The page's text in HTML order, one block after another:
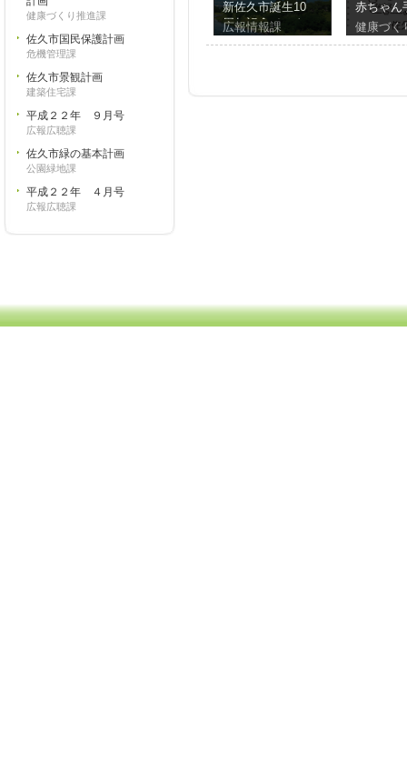
健康づくり推進課
佐久市国民保護計画
危機管理課
佐久市景観計画
建築住宅課
平成２２年 ９月号
広報広聴課
佐久市緑の基本計画
公園緑地課
平成２２年 ４月号
広報広聴課
新佐久市誕生10
周年記念インタ
ビュー
広報情報課
赤ちゃん
健康づく